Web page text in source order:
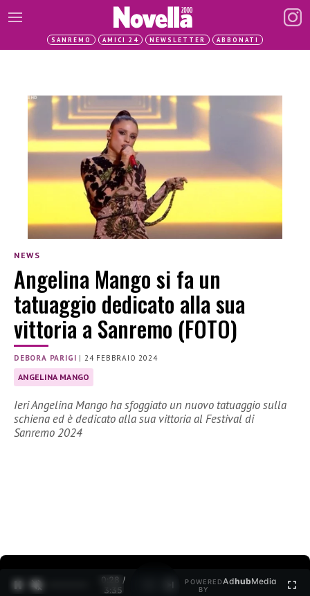
SANREMO AMICI 24 NEWSLETTER ABBONATI
NEWS
Angelina Mango si fa un
tatuaggio dedicato alla sua
vittoria a Sanremo (FOTO)
DEBORA PARIGI | 24 FEBBRAIO 2024
ANGELINA MANGO
Ieri Angelina Mango ha sfoggiato un nuovo tatuaggio sulla
schiena ed è dedicato alla sua vittoria al Festival di
Sanremo 2024
0:29 /
3:35
POWERED
BY
AdhubMedia